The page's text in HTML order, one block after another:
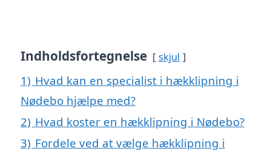
Indholdsfortegnelse skjul
1) Hvad kan en specialist i hækklipning i
Nødebo hjælpe med?
2) Hvad koster en hækklipning i Nødebo?
3) Fordele ved at vælge hækklipning i